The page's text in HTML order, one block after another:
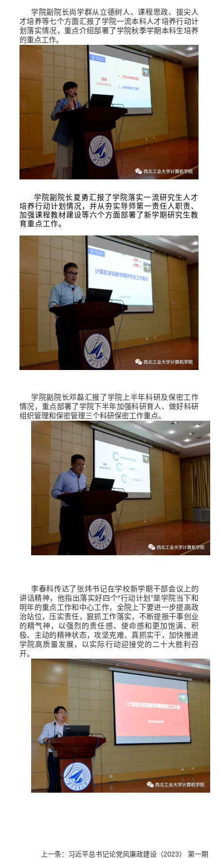
学院副院长尚学群从立德树人、课程思政、拔尖人
才培养等七个方面汇报了学院一流本科人才培养行动计
划落实情况，重点介绍部署了学院秋季学期本科生培养
的重点工作。
学院副院长夏勇汇报了学院落实一流研究生人才
培养行动计划情况，并从夯实导师第一责任人职责、
加强课程教材建设等六个方面部署了新学期研究生教
育重点工作。
学院副院长邓磊汇报了学院上半年科研及保密工作
情况，重点部署了学院下半年加强科研育人、做好科研
组织管理和保密管理三个科研保密工作重点。
李春科传达了张炜书记在学校新学期干部会议上的
讲话精神，他指出落实好四个“行动计划”是学院当下和
明年的重点工作和中心工作，全院上下要进一步提高政
治站位，压实责任，狠抓工作落实，不断提振干事创业
的精气神，以强烈的责任感、使命感和更加饱满、积
极、主动的精神状态，攻坚克难、真抓实干，加快推进
学院高质量发展，以实际行动迎接党的二十大胜利召
开。
上一条： 习近平总书记论党风廉政建设（2023） 第一期